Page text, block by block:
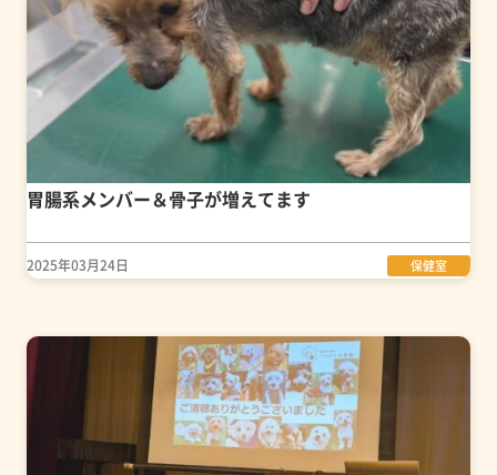
胃腸系メンバー＆骨子が増えてます
2025年03月24日 保健室